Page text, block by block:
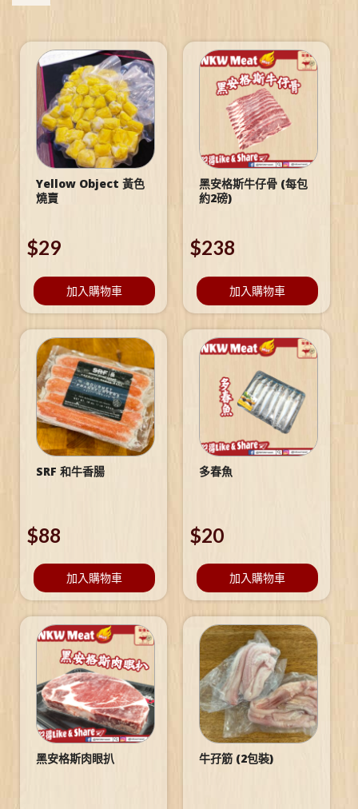
Yellow Object 黃色
燒賣
$29
加入購物車
黑安格斯牛仔骨 (每包
約2磅)
$238
加入購物車
SRF 和牛香腸
$88
加入購物車
多春魚
$20
加入購物車
黑安格斯肉眼扒 牛孖筋 (2包裝)